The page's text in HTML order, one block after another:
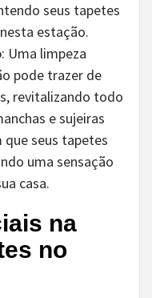
seus tapetes
estação.
: Uma limpeza
pode trazer de
revitalizando todo
e sujeiras
seus tapetes
uma sensação
casa.
na
no